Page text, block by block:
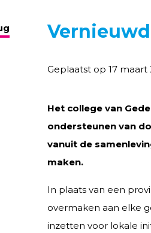
Geplaatst op 17 maart
Het college van
ondersteunen van
vanuit de
maken.
In plaats van een
overmaken aan elke
inzetten voor lokale